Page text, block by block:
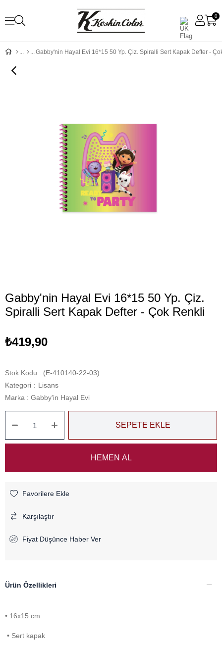
0
Gabby'nin Hayal Evi 16*15 50 Yp. Çiz. Spiralli Sert Kapak Defter -
Gabby'nin Hayal Evi 16*15 50 Yp. Çiz.
Spiralli Sert Kapak Defter - Çok Renkli
₺419,90
Stok Kodu
(E-410140-22-03)
Kategori : Lisans
Marka : Gabby'in Hayal Evi
Favorilere Ekle
Karşılaştır
Fiyat Düşünce Haber Ver
Ürün Özellikleri
• 16x15 cm
• Sert kapak